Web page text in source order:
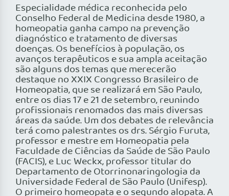
Especialidade médica reconhecida pelo
Conselho Federal de Medicina desde 1980, a
homeopatia ganha campo na prevenção
diagnóstico e tratamento de diversas
doenças. Os benefícios à população, os
avanços terapêuticos e sua ampla aceitação
são alguns dos temas que merecerão
destaque no XXIX Congresso Brasileiro de
Homeopatia, que se realizará em São Paulo,
entre os dias 17 e 21 de setembro, reunindo
profissionais renomados das mais diversas
áreas da saúde. Um dos debates de relevância
terá como palestrantes os drs. Sérgio Furuta,
professor e mestre em Homeopatia pela
Faculdade de Ciências da Saúde de São Paulo
(FACIS), e Luc Weckx, professor titular do
Departamento de Otorrinonaringologia da
Universidade Federal de São Paulo (Unifesp).
O primeiro homeopata e o segundo alopata. A